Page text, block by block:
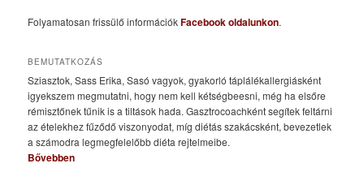
Folyamatosan frissülő információkFacebook oldalunkon.
BEMUTATKOZÁS
Sziasztok, Sass Erika, Sasó vagyok, gyakorló táplálékallergiásként
igyekszem megmutatni, hogy nem kell kétségbeesni, még ha elsőre
rémisztőnek tűnik is a tiltások hada. Gasztrocoachként segítek feltárni
az ételekhez fűződő viszonyodat, míg diétás szakácsként, bevezetlek
a számodra legmegfelelőbb diéta rejtelmeibe.
Bővebben